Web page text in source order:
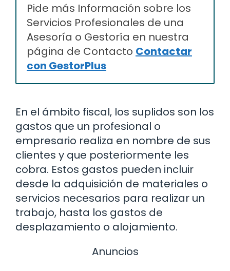
Pide más Información sobre los
Servicios Profesionales de una
Asesoría o Gestoría en nuestra
página de Contacto Contactar
con GestorPlus
En el ámbito fiscal, los suplidos son los
gastos que un profesional o
empresario realiza en nombre de sus
clientes y que posteriormente les
cobra. Estos gastos pueden incluir
desde la adquisición de materiales o
servicios necesarios para realizar un
trabajo, hasta los gastos de
desplazamiento o alojamiento.
Anuncios